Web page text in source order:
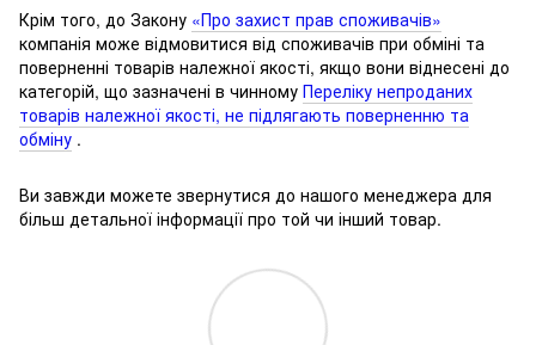
Крім того, до Закону «Про захист прав споживачів»
компанія може відмовитися від споживачів при обміні та
поверненні товарів належної якості, якщо вони віднесені до
категорій, що зазначені в чинному Переліку непроданих
товарів належної якості, не підлягають поверненню та
обміну .
Ви завжди можете звернутися до нашого менеджера для
більш детальної інформації про той чи інший товар.